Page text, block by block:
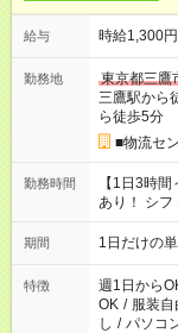
給与 時給1,300
勤務地
東京都三鷹
三鷹駅から
ら徒歩5分
■物流セ
勤務時間
【1日3時
あり！ シ
▼18:00～
期間 1日だけの
特徴 週1日から
OK / 服装自
し / パソコ